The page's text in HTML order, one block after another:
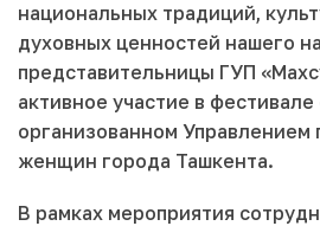
национальных традиций,
духовных ценностей нашего
представительницы ГУП
активное участие в фестивале
организованном Управлением
женщин города Ташкента.
В рамках мероприятия